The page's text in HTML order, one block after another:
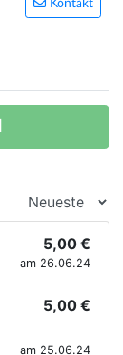
Kontakt
5,00 €
am 26.06.24
5,00 €
am 25.06.24